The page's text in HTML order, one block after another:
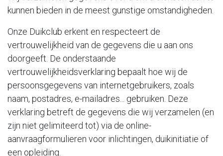
kunnen bieden in de meest gunstige omstandigheden.
Onze Duikclub erkent en respecteert de
vertrouwelijkheid van de gegevens die u aan ons
doorgeeft. De onderstaande
vertrouwelijkheidsverklaring bepaalt hoe wij de
persoonsgegevens van internetgebruikers, zoals
naam, postadres, e-mailadres... gebruiken. Deze
verklaring betreft de gegevens die wij verzamelen (en
zijn niet gelimiteerd tot) via de online-
aanvraagformulieren voor inlichtingen, duikinitiatie of
een opleiding.